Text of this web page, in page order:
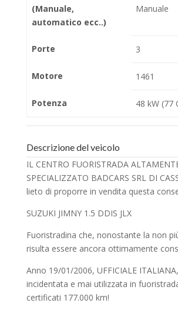
(Manuale,
automatico ecc..)
Manuale
Porte 3
Motore 1461
Potenza 48 kW (77
Descrizione del veicolo
IL CENTRO FUORISTRADA
SPECIALIZZATO BADCARS SRL DI
lieto di proporre in vendita questa
SUZUKI JIMNY 1.5 DDIS JLX
Fuoristradina che, nonostante la non
risulta essere ancora ottimamente
Anno 19/01/2006, UFFICIALE
incidentata e mai utilizzata in
certificati 177.000 km!